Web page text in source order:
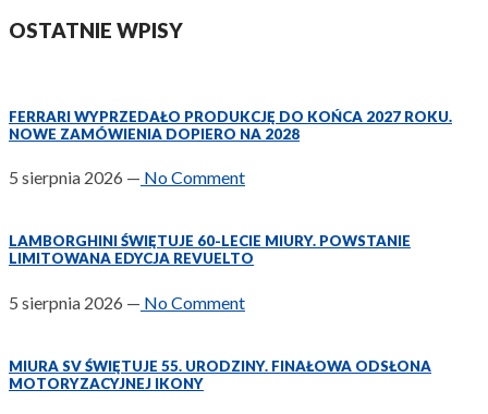
OSTATNIE WPISY
FERRARI WYPRZEDAŁO PRODUKCJĘ DO KOŃCA 2027 ROKU.
NOWE ZAMÓWIENIA DOPIERO NA 2028
5 sierpnia 2026 — No Comment
LAMBORGHINI ŚWIĘTUJE 60-LECIE MIURY. POWSTANIE
LIMITOWANA EDYCJA REVUELTO
5 sierpnia 2026 — No Comment
MIURA SV ŚWIĘTUJE 55. URODZINY. FINAŁOWA ODSŁONA
MOTORYZACYJNEJ IKONY